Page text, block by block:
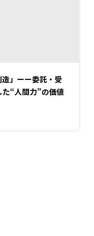
」ーー委託・受
“人間力”の価値